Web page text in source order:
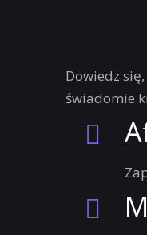
Dowiedz
świadomie